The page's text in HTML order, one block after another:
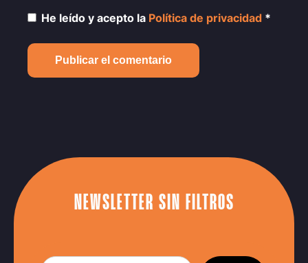
He leído y acepto la Política de privacidad *
NEWSLETTER SIN FILTROS